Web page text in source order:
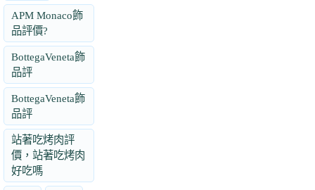
APM Monaco飾
品評價?
BottegaVeneta飾
品評
BottegaVeneta飾
品評
站著吃烤肉評
價，站著吃烤肉
好吃嗎